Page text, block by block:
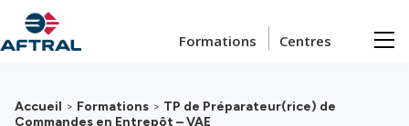
Passer au contenu principal
Formations Centres
Accueil > Formations > TP de Préparateur(rice) de
Commandes en Entrepôt – VAE